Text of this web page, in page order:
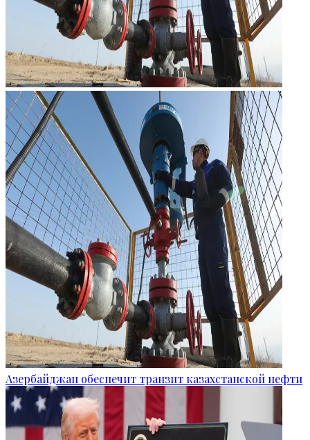
Азербайджан обеспечит транзит казахстанской нефти